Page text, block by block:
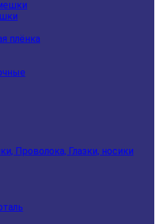
плёнка
Проволока, Глазки, носики